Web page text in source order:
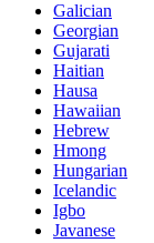
Galician
Georgian
Gujarati
Haitian
Hausa
Hawaiian
Hebrew
Hmong
Hungarian
Icelandic
Igbo
Javanese